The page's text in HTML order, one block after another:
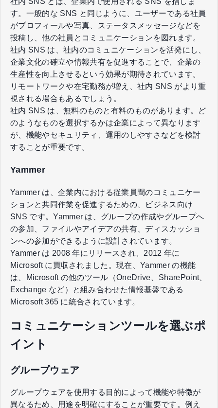
す。一般的な SNS と同じように、ユーザーである社員
がプロフィールや写真、ステータスメッセージなどを
投稿し、他の社員とコミュニケーションを図れます。
社内 SNS は、社内のコミュニケーションを活発にし、
企業文化の確立や情報共有を促進することで、企業の
生産性を向上させるという効果が期待されています。
リモートワークや在宅勤務が増え、社内 SNS がより重
視される場合もあるでしょう。
社内 SNS は、無料のものと有料のものがあります。ど
のようなものを選択するかは企業によって異なります
が、機能やセキュリティ、運用のしやすさなどを検討
することが重要です。
Yammer
Yammer は、企業内における従業員間のコミュニケー
ションと共同作業を促進するための、ビジネス向け
SNS です。Yammer は、グループの作成やグループへ
の参加、ファイルやアイデアの共有、ディスカッショ
ンへの参加ができるように設計されています。
Yammer は 2008 年にリリースされ、2012 年に
Microsoft に買収されました。現在、Yammer の機能
は、Microsoft の他のツール（OneDrive、SharePoint、
Exchange など）と組み合わせた情報基盤である
Microsoft 365 に統合されています。
コミュニケーションツールを選ぶポ
イント
グループウェア
グループウェアを使用する目的によって機能や特徴が
異なるため、用途を明確にすることが重要です。例え